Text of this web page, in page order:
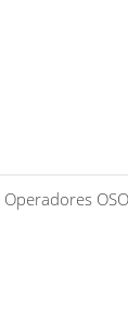
OSO